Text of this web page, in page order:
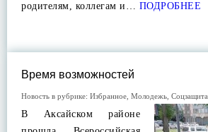
родителям, коллегам и… ПОДРОБНЕЕ
Время возможностей
Новость в рубрике: Избранное Молодежь Соцзащита
В Аксайском районе